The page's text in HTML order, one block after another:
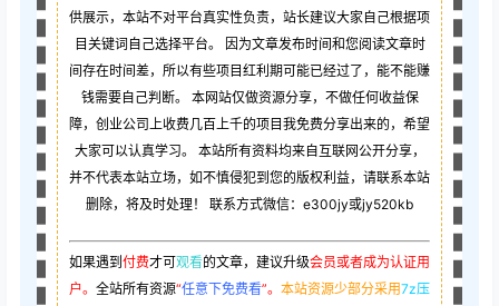
供展示，本站不对平台真实性负责，站长建议大家自己根据项
目关键词自己选择平台。 因为文章发布时间和您阅读文章时
间存在时间差，所以有些项目红利期可能已经过了，能不能赚
钱需要自己判断。 本网站仅做资源分享，不做任何收益保
障，创业公司上收费几百上千的项目我免费分享出来的，希望
大家可以认真学习。 本站所有资料均来自互联网公开分享，
并不代表本站立场，如不慎侵犯到您的版权利益，请联系本站
删除，将及时处理！ 联系方式微信：e300jy或jy520kb
如果遇到 付费才可观看的文章，建议升级会员或者成为认证用
户。 全站所有资源“任意下免费看”。 本站资源少部分采用7z压